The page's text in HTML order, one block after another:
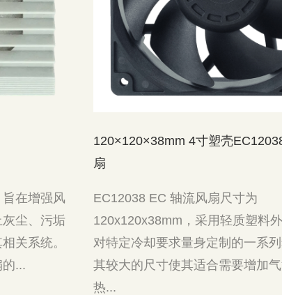
在增强风
尘、污垢
关系统。
...
120×120×38mm 4寸塑壳
扇
EC12038 EC 轴流风扇尺寸为
120x120x38mm，采用轻质塑料
对特定冷却要求量身定制的一系列
其较大的尺寸使其适合需要增加气
热...